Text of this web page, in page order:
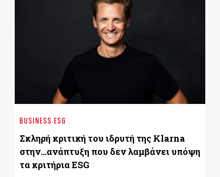
BUSINESS ESG
Σκληρή κριτική του ιδρυτή της Klarna
στην...ανάπτυξη που δεν λαμβάνει υπόψη
τα κριτήρια ESG